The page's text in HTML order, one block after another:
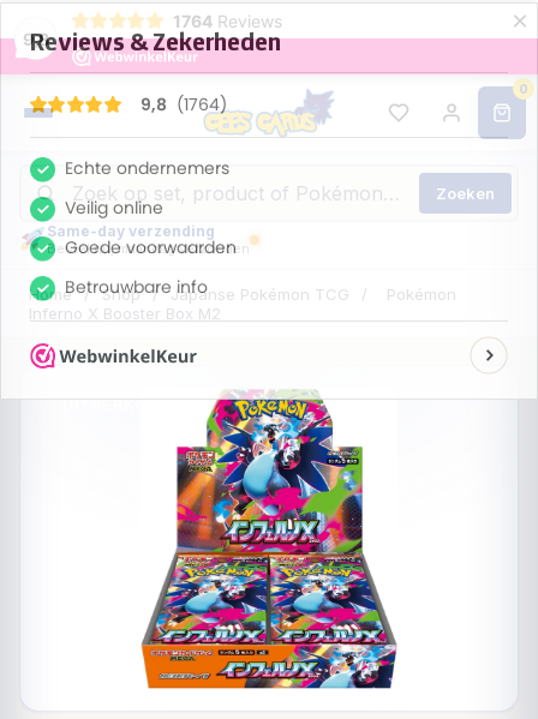
9,8
1764 Reviews ×
0
Zoeken
Same-day verzending
Bestel nu, maandag verzonden
Home / Shop / Japanse Pokémon TCG /
Pokémon
Inferno X Booster Box M2
UITVERKOCHT